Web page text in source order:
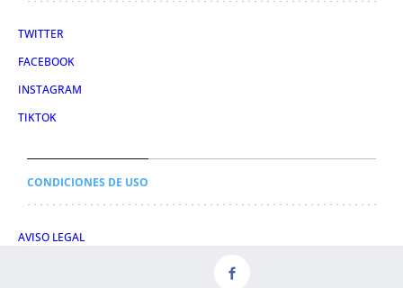
TWITTER
FACEBOOK
INSTAGRAM
TIKTOK
CONDICIONES DE USO
AVISO LEGAL